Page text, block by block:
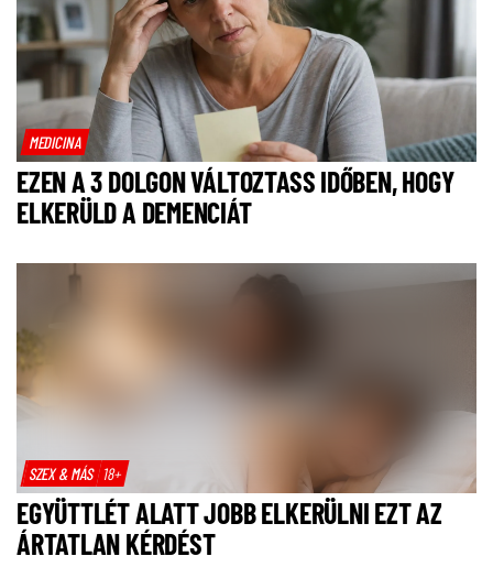
MEDICINA
EZEN A 3 DOLGON VÁLTOZTASS IDŐBEN, HOGY
ELKERÜLD A DEMENCIÁT
SZEX & MÁS 18+
EGYÜTTLÉT ALATT JOBB ELKERÜLNI EZT AZ
ÁRTATLAN KÉRDÉST